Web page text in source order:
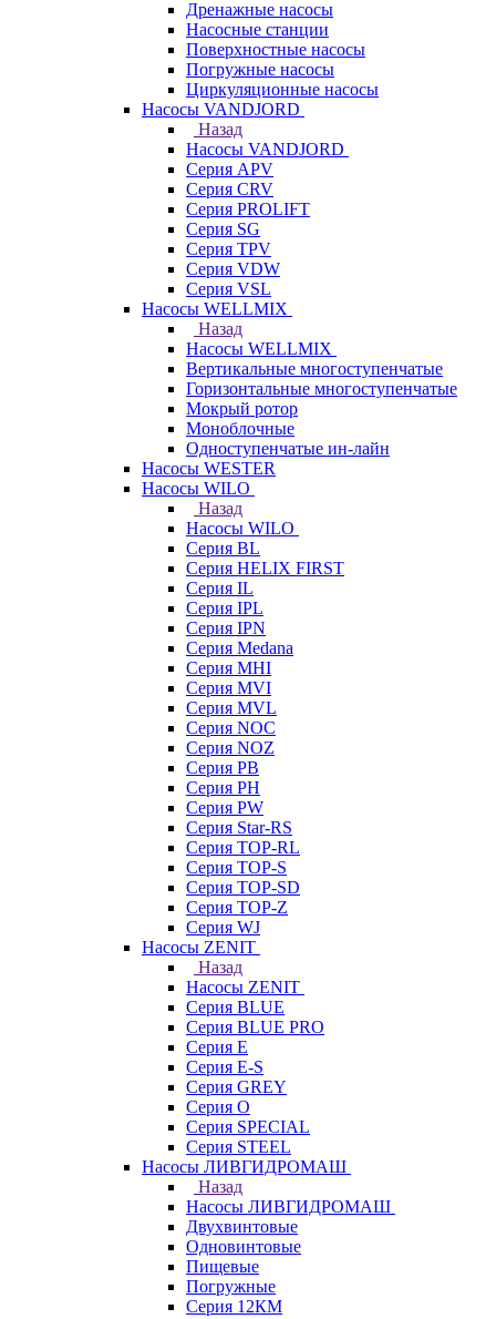
Дренажные насосы
Насосные станции
Поверхностные насосы
Погружные насосы
Циркуляционные насосы
Насосы VANDJORD
Назад
Насосы VANDJORD
Серия APV
Серия CRV
Серия PROLIFT
Серия SG
Серия TPV
Серия VDW
Серия VSL
Насосы WELLMIX
Назад
Насосы WELLMIX
Вертикальные многоступенчатые
Горизонтальные многоступенчатые
Мокрый ротор
Моноблочные
Одноступенчатые ин-лайн
Насосы WESTER
Насосы WILO
Назад
Насосы WILO
Серия BL
Серия HELIX FIRST
Серия IL
Серия IPL
Серия IPN
Серия Medana
Серия MHI
Серия MVI
Серия MVL
Серия NOC
Серия NOZ
Серия PB
Серия PH
Серия PW
Серия Star-RS
Серия TOP-RL
Серия TOP-S
Серия TOP-SD
Серия TOP-Z
Серия WJ
Насосы ZENIT
Назад
Насосы ZENIT
Серия BLUE
Серия BLUE PRO
Серия E
Серия E-S
Серия GREY
Серия O
Серия SPECIAL
Серия STEEL
Насосы ЛИВГИДРОМАШ
Назад
Насосы ЛИВГИДРОМАШ
Двухвинтовые
Одновинтовые
Пищевые
Погружные
Серия 12КМ